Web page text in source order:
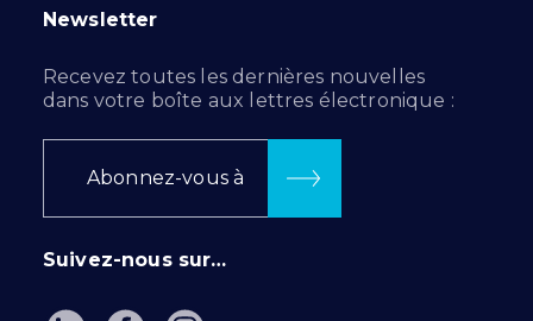
Newsletter
Recevez toutes les dernières nouvelles
dans votre boîte aux lettres électronique :
Abonnez-vous à
Suivez-nous sur…